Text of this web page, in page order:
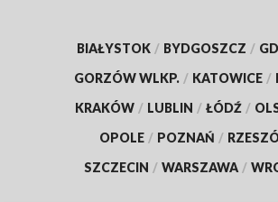
BIAŁYSTOK / BYDGOSZCZ /
GORZÓW WLKP. / KATOWICE /
KRAKÓW / LUBLIN / ŁÓDŹ /
OPOLE / POZNAŃ /
SZCZECIN / WARSZAWA /